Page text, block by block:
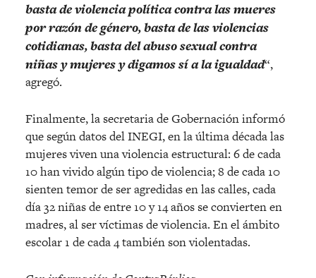
basta de violencia política contra las mueres
por razón de género, basta de las violencias
cotidianas, basta del abuso sexual contra
niñas y mujeres y digamos sí a la igualdad“,
agregó.
Finalmente, la secretaria de Gobernación informó
que según datos del INEGI, en la última década las
mujeres viven una violencia estructural: 6 de cada
10 han vivido algún tipo de violencia; 8 de cada 10
sienten temor de ser agredidas en las calles, cada
día 32 niñas de entre 10 y 14 años se convierten en
madres, al ser víctimas de violencia. En el ámbito
escolar 1 de cada 4 también son violentadas.